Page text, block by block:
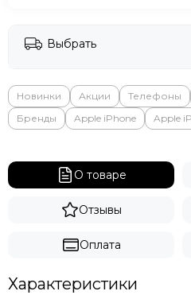
Выбрать
Новинки Акции Телефоны
Бренды
Apple iPhone Apple
О товаре
Отзывы
Оплата
Характеристики